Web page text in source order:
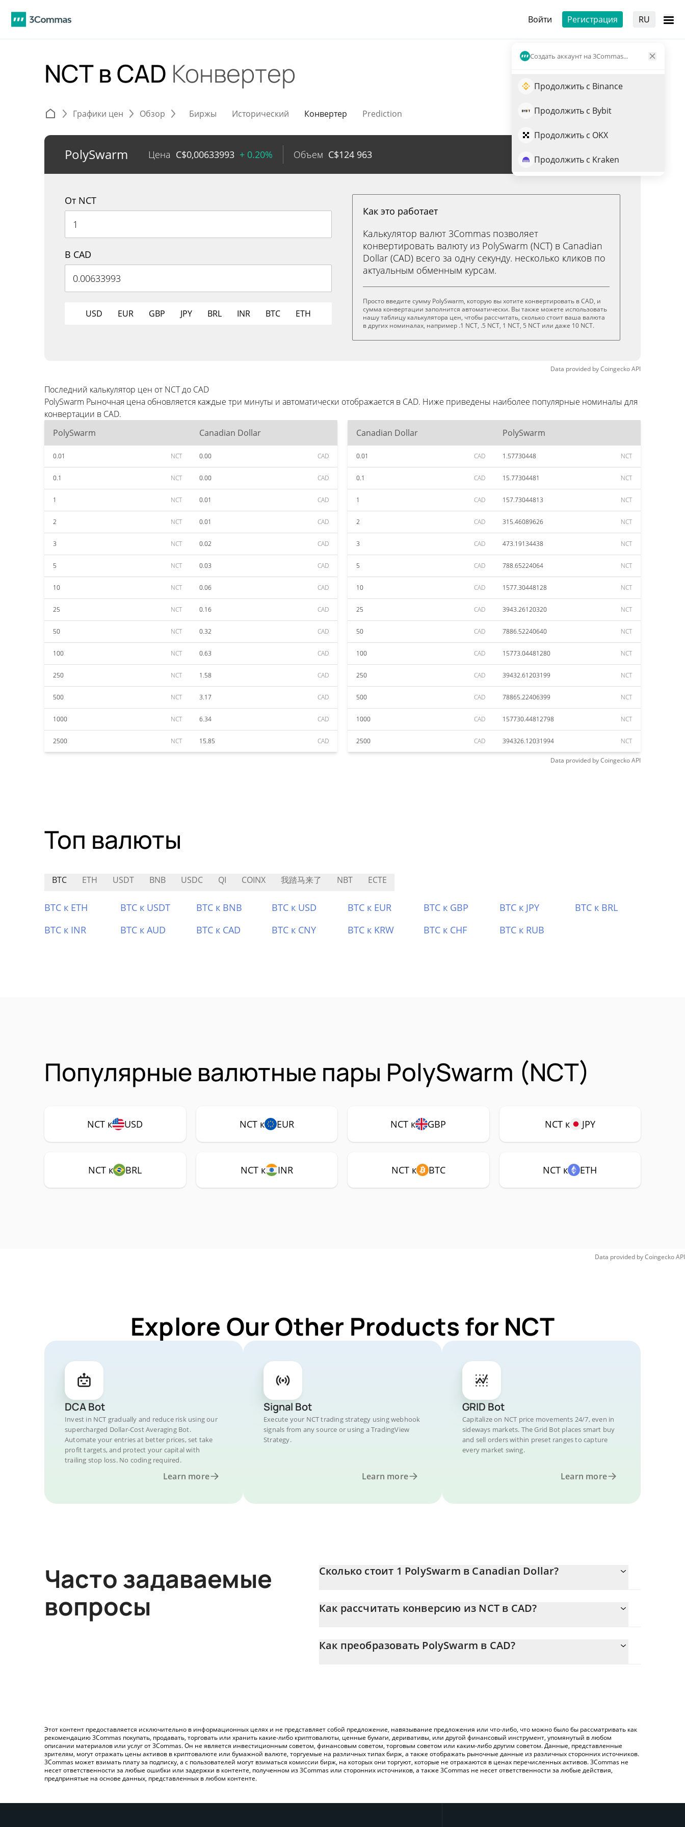
Войти Регистрация RU
Создать аккаунт на 3Commas...
Продолжить с Binance
Продолжить с Bybit
Продолжить с OKX
Продолжить с Kraken
NCT в CAD Конвертер
Графики цен Обзор Биржы Исторический Конвертер Prediction
PolySwarm Цена C$0,00633993 + 0.20% Объем C$124 963 Торговля NCT
От NCT
В CAD
USD EUR GBP JPY BRL INR BTC ETH
Как это работает
Калькулятор валют 3Commas позволяет
конвертировать валюту из PolySwarm (NCT) в Canadian
Dollar (CAD) всего за одну секунду. несколько кликов по
актуальным обменным курсам.
Просто введите сумму PolySwarm, которую вы хотите конвертировать в CAD, и
сумма конвертации заполнится автоматически. Вы также можете использовать
нашу таблицу калькулятора цен, чтобы рассчитать, сколько стоит ваша валюта
в других номиналах, например .1 NCT, .5 NCT, 1 NCT, 5 NCT или даже 10 NCT.
Data provided byCoingeckoAPI
Последний калькулятор цен от NCT до CAD
PolySwarm Рыночная цена обновляется каждые три минуты и автоматически отображается в CAD. Ниже приведены наиболее популярные номиналы для
конвертации в CAD.
PolySwarm
Canadian Dollar
0.01 NCT 0.00 CAD
0.1 NCT 0.00 CAD
1 NCT 0.01 CAD
2 NCT 0.01 CAD
3 NCT 0.02 CAD
5 NCT 0.03 CAD
10 NCT 0.06 CAD
25 NCT 0.16 CAD
50 NCT 0.32 CAD
100 NCT 0.63 CAD
250 NCT 1.58 CAD
500 NCT 3.17 CAD
1000 NCT 6.34 CAD
2500 NCT 15.85 CAD
Canadian Dollar PolySwarm
0.01 CAD 1.57730448 NCT
0.1 CAD 15.77304481 NCT
1 CAD 157.73044813 NCT
2 CAD 315.46089626 NCT
3 CAD 473.19134438 NCT
5 CAD 788.65224064 NCT
10 CAD 1577.30448128 NCT
25 CAD 3943.26120320 NCT
50 CAD 7886.52240640 NCT
100 CAD 15773.04481280 NCT
250 CAD 39432.61203199 NCT
500 CAD 78865.22406399 NCT
1000 CAD 157730.44812798 NCT
2500 CAD 394326.12031994 NCT
Data provided byCoingeckoAPI
Топ валюты
BTC ETH USDT BNB USDC QI COINX 我踏马来了 NBT ECTE
BTC к ETH BTC к USDT BTC к BNB BTC к USD BTC к EUR BTC к GBP BTC к JPY
BTC к BRL
BTC к INR
BTC к AUD BTC к CAD BTC к CNY BTC к KRW BTC к CHF BTC к RUB
Популярные валютные пары PolySwarm (NCT)
NCT к USD NCT к EUR NCT к GBP NCT к JPY
NCT к BRL NCT к INR NCT к BTC NCT к ETH
Data provided byCoingeckoAPI
Explore Our Other Products for NCT
DCA Bot
Invest in NCT gradually and reduce risk using our
supercharged Dollar-Cost Averaging Bot.
Automate your entries at better prices, set take
profit targets, and protect your capital with
trailing stop loss. No coding required.
Learn more
Signal Bot
Execute your NCT trading strategy using webhook
signals from any source or using a TradingView
Strategy.
Learn more
GRID Bot
Capitalize on NCT price movements 24/7, even in
sideways markets. The Grid Bot places smart buy
and sell orders within preset ranges to capture
every market swing.
Learn more
Часто задаваемые
вопросы
Сколько стоит 1 PolySwarm в Canadian Dollar?
На данный момент 1 PolySwarm равно 0.00633993 {toSymbol
Как рассчитать конверсию из NCT в CAD?
CAD, просто введя сумму PolySwarm в соответствующее поле, и автоматически
конвертирует значение в Canadian Dollar ({ toSymbol}).
Как преобразовать PolySwarm в CAD?
Этот контент предоставляется исключительно в информационных целях и не представляет собой предложение, навязывание предложения или что-либо, что можно было бы рассматривать как
рекомендацию 3Commas покупать, продавать, торговать или хранить какие-либо криптовалюты, ценные бумаги, деривативы, или другой финансовый инструмент, упомянутый в любом
описании материалов или услуг от 3Commas. Он не является инвестиционным советом, финансовым советом, торговым советом или каким-либо другим советом. Данные, представленные
зрителям, могут отражать цены активов в криптовалюте или бумажной валюте, торгуемые на различных типах бирж, а также отображать рыночные данные из различных сторонних источников.
3Commas может взимать плату за подписку, а с пользователей могут взиматься комиссии бирж, на которых они торгуют, которые не отражаются в ценах перечисленных активов. 3Commas не
несет ответственности за любые ошибки или задержки в контенте, полученном из 3Commas или сторонних источников, а также 3Commas не несет ответственности за любые действия,
предпринятые на основе данных, представленных в любом контенте.